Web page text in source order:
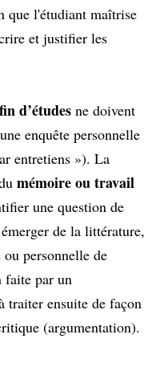
que l'étudiant maîtrise
et justifier les
d’études ne doivent
enquête personnelle
entretiens »). La
mémoire ou travail
une question de
de la littérature,
personnelle de
faite par un
traiter ensuite de façon
(argumentation).